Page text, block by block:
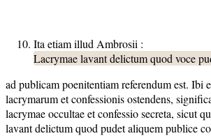
Ita etiam illud Ambrosii :
Lacrymae lavant delictum quod voce
ad publicam poenitentiam referendum est. Ibi
lacrymarum et confessionis ostendens,
lacrymae occultae et confessio secreta, sicut
lavant delictum quod pudet aliquem publice